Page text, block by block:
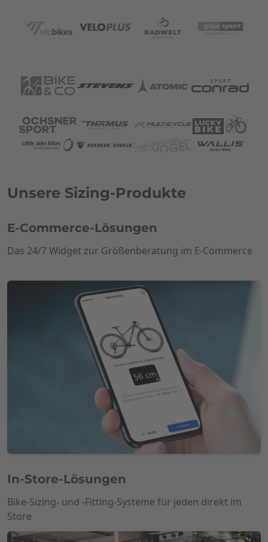
Unsere Sizing-Produkte
E-Commerce-Lösungen
Das 24/7 Widget zur Größenberatung im E-Commerce
In-Store-Lösungen
Bike-Sizing- und -Fitting-Systeme für jeden direkt im
Store